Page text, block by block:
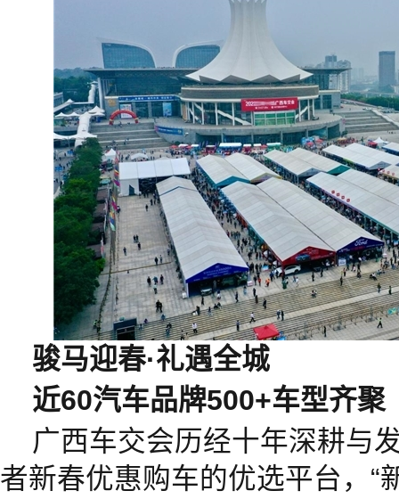
骏马迎春·礼遇全城
近60汽车品牌500+车型齐聚
广西车交会历经十年深耕与
者新春优惠购车的优选平台，“